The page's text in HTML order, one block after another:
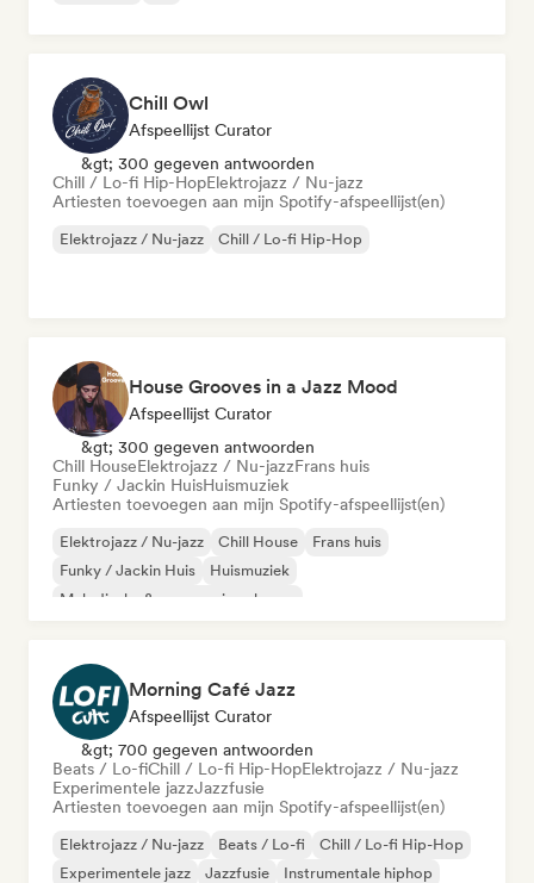
Chill Owl
Afspeellijst Curator
&gt; 300 gegeven antwoorden
Chill / Lo-fi Hip-HopElektrojazz / Nu-jazz
Artiesten toevoegen aan mijn Spotify-afspeellijst(en)
Elektrojazz / Nu-jazz Chill / Lo-fi Hip-Hop
House Grooves in a Jazz Mood
Afspeellijst Curator
&gt; 300 gegeven antwoorden
Chill HouseElektrojazz / Nu-jazzFrans huis
Funky / Jackin HuisHuismuziek
Artiesten toevoegen aan mijn Spotify-afspeellijst(en)
Elektrojazz / Nu-jazz Chill House
Frans huis
Funky / Jackin Huis
Huismuziek
Melodische & progressieve house
Morning Café Jazz
Afspeellijst Curator
&gt; 700 gegeven antwoorden
Beats / Lo-fiChill / Lo-fi Hip-HopElektrojazz / Nu-jazz
Experimentele jazzJazzfusie
Artiesten toevoegen aan mijn Spotify-afspeellijst(en)
Elektrojazz / Nu-jazz Beats / Lo-fi
Chill / Lo-fi Hip-Hop
Experimentele jazz
Jazzfusie Instrumentale hiphop